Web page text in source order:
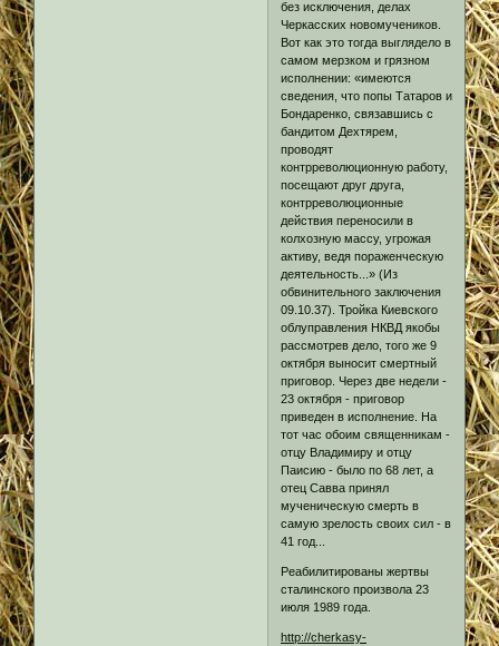
без исключения, делах
Черкасских новомучеников.
Вот как это тогда выглядело в
самом мерзком и грязном
исполнении: «имеются
сведения, что попы Татаров и
Бондаренко, связавшись с
бандитом Дехтярем,
проводят
контрреволюционную работу,
посещают друг друга,
контрреволюционные
действия переносили в
колхозную массу, угрожая
активу, ведя пораженческую
деятельность...» (Из
обвинительного заключения
09.10.37). Тройка Киевского
облуправления НКВД якобы
рассмотрев дело, того же 9
октября выносит смертный
приговор. Через две недели -
23 октября - приговор
приведен в исполнение. На
тот час обоим священникам -
отцу Владимиру и отцу
Паисию - было по 68 лет, а
отец Савва принял
мученическую смерть в
самую зрелость своих сил - в
41 год...
Реабилитированы жертвы
сталинского произвола 23
июля 1989 года.
http://cherkasy-